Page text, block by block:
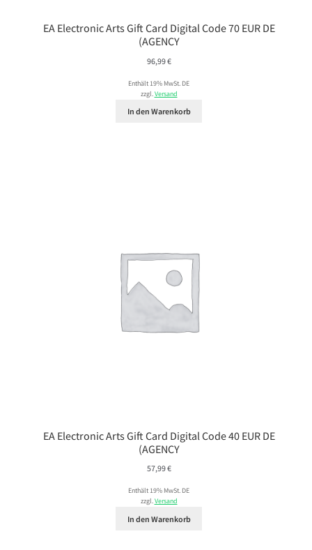
EA Electronic Arts Gift Card Digital Code 70 EUR DE
(AGENCY
96,99€
Enthält 19% MwSt. DE
zzgl.Versand
In den Warenkorb
EA Electronic Arts Gift Card Digital Code 40 EUR DE
(AGENCY
57,99€
Enthält 19% MwSt. DE
zzgl.Versand
In den Warenkorb